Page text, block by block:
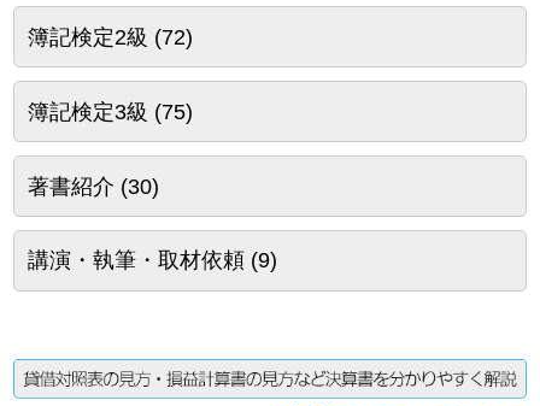
簿記検定2級 (72)
簿記検定3級 (75)
著書紹介 (30)
講演・執筆・取材依頼(9)